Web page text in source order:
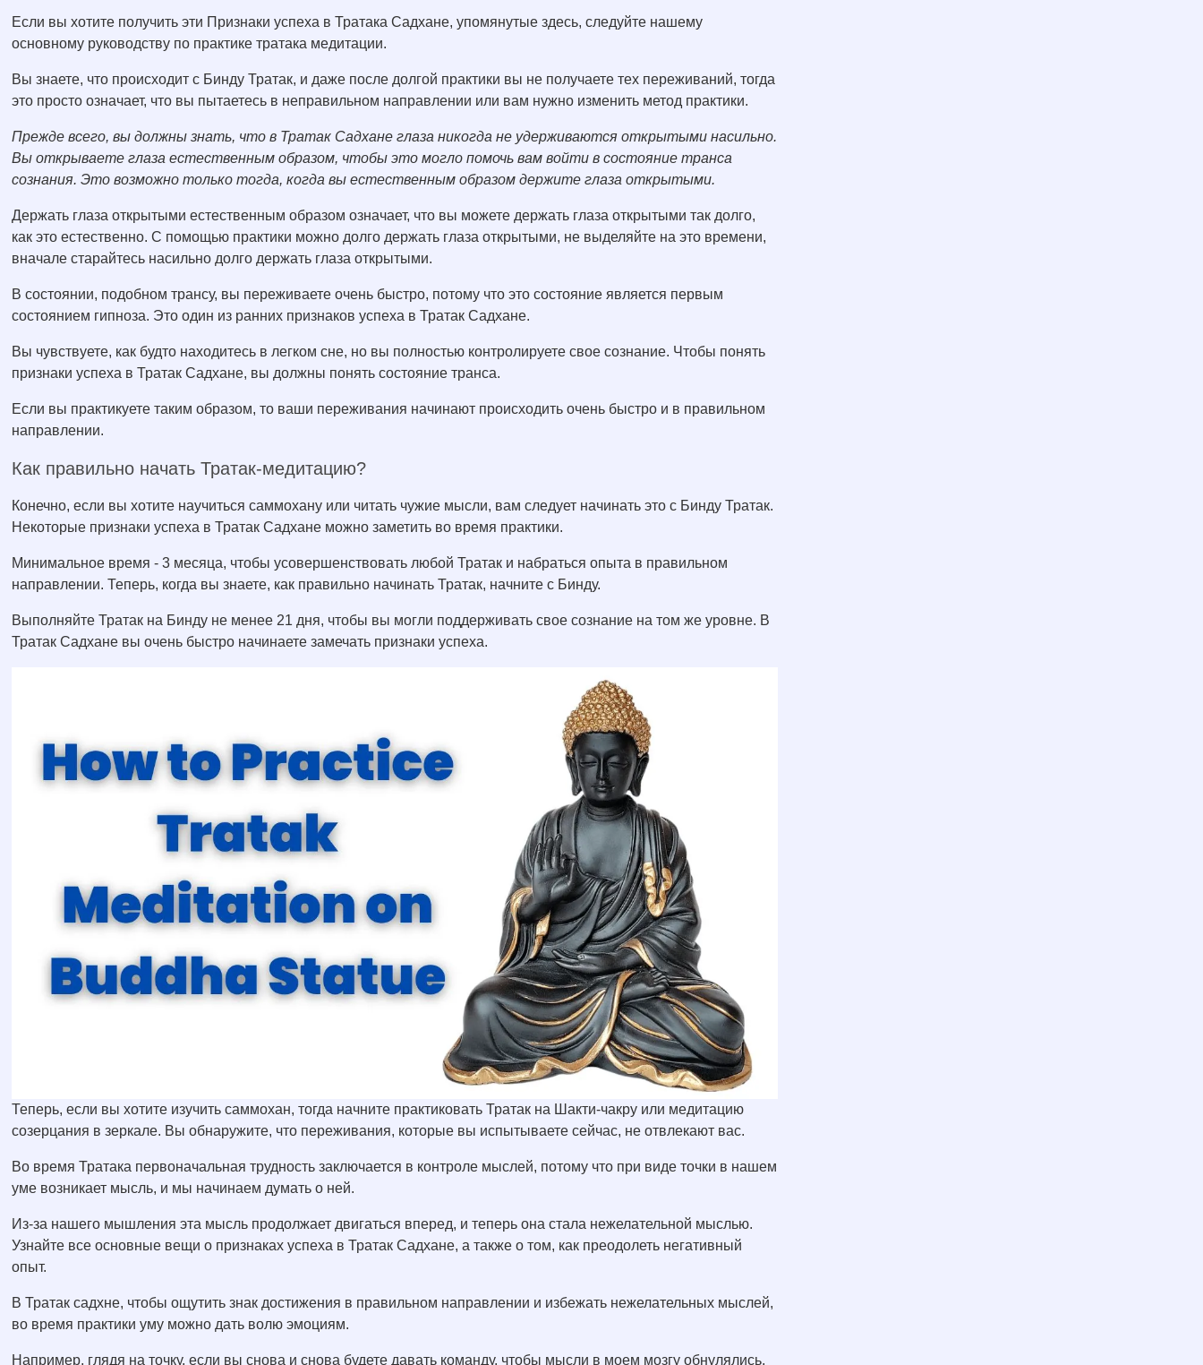
Если вы хотите получить эти Признаки успеха в Тратака Садхане, упомянутые здесь, следуйте нашему
основному руководству по практике тратака медитации.
Вы знаете, что происходит с Бинду Тратак, и даже после долгой практики вы не получаете тех переживаний, тогда
это просто означает, что вы пытаетесь в неправильном направлении или вам нужно изменить метод практики.
Прежде всего, вы должны знать, что в Тратак Садхане глаза никогда не удерживаются открытыми насильно.
Вы открываете глаза естественным образом, чтобы это могло помочь вам войти в состояние транса
сознания. Это возможно только тогда, когда вы естественным образом держите глаза открытыми.
Держать глаза открытыми естественным образом означает, что вы можете держать глаза открытыми так долго,
как это естественно. С помощью практики можно долго держать глаза открытыми, не выделяйте на это времени,
вначале старайтесь насильно долго держать глаза открытыми.
В состоянии, подобном трансу, вы переживаете очень быстро, потому что это состояние является первым
состоянием гипноза. Это один из ранних признаков успеха в Тратак Садхане.
Вы чувствуете, как будто находитесь в легком сне, но вы полностью контролируете свое сознание. Чтобы понять
признаки успеха в Тратак Садхане, вы должны понять состояние транса.
Если вы практикуете таким образом, то ваши переживания начинают происходить очень быстро и в правильном
направлении.
Как правильно начать Тратак-медитацию?
Конечно, если вы хотите научиться саммохану или читать чужие мысли, вам следует начинать это с Бинду Тратак.
Некоторые признаки успеха в Тратак Садхане можно заметить во время практики.
Минимальное время - 3 месяца, чтобы усовершенствовать любой Тратак и набраться опыта в правильном
направлении. Теперь, когда вы знаете, как правильно начинать Тратак, начните с Бинду.
Выполняйте Тратак на Бинду не менее 21 дня, чтобы вы могли поддерживать свое сознание на том же уровне. В
Тратак Садхане вы очень быстро начинаете замечать признаки успеха.
Теперь, если вы хотите изучить саммохан, тогда начните практиковать Тратак на Шакти-чакру или медитацию
созерцания в зеркале. Вы обнаружите, что переживания, которые вы испытываете сейчас, не отвлекают вас.
Во время Тратака первоначальная трудность заключается в контроле мыслей, потому что при виде точки в нашем
уме возникает мысль, и мы начинаем думать о ней.
Из-за нашего мышления эта мысль продолжает двигаться вперед, и теперь она стала нежелательной мыслью.
Узнайте все основные вещи о признаках успеха в Тратак Садхане, а также о том, как преодолеть негативный
опыт.
В Тратак садхне, чтобы ощутить знак достижения в правильном направлении и избежать нежелательных мыслей,
во время практики уму можно дать волю эмоциям.
Например, глядя на точку, если вы снова и снова будете давать команду, чтобы мысли в моем мозгу обнулялись,